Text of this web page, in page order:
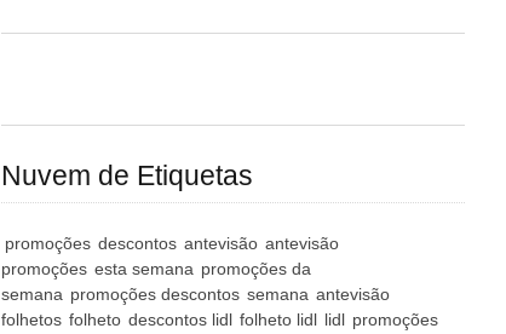
Nuvem de Etiquetas
promoções descontos antevisão antevisão
promoções esta semana promoções da
semana promoções descontos semana antevisão
folhetos folheto descontos lidl folheto lidl lidl promoções